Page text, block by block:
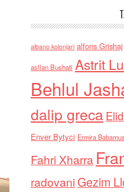
albano kolonjari alfons Grishaj
asllan Bushati Astrit
Behlul
dalip greca
Enver Bytyci Ermira
Fahri Xharra
radovaniGezim